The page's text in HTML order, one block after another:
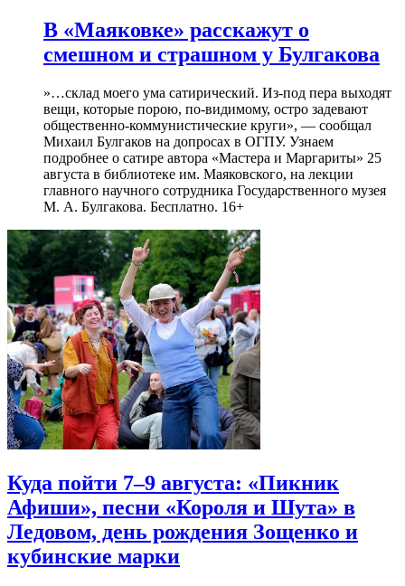
В «Маяковке» расскажут о
смешном и страшном у Булгакова
»…склад моего ума сатирический. Из-под пера выходят
вещи, которые порою, по-видимому, остро задевают
общественно-коммунистические круги», — сообщал
Михаил Булгаков на допросах в ОГПУ. Узнаем
подробнее о сатире автора «Мастера и Маргариты» 25
августа в библиотеке им. Маяковского, на лекции
главного научного сотрудника Государственного музея
М. А. Булгакова. Бесплатно. 16+
Куда пойти 7–9 августа: «Пикник
Афиши», песни «Короля и Шута» в
Ледовом, день рождения Зощенко и
кубинские марки